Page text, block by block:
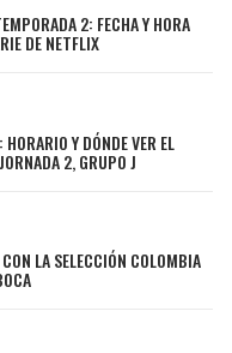
2: FECHA Y HORA
DE NETFLIX
Y DÓNDE VER EL
2, GRUPO J
LA SELECCIÓN COLOMBIA